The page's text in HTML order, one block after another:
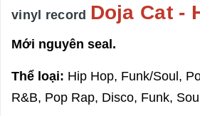
vinyl record Doja Cat -
Mới nguyên seal.
Thể loại: Hip Hop, Funk/Soul,
R&B, Pop Rap, Disco, Funk,